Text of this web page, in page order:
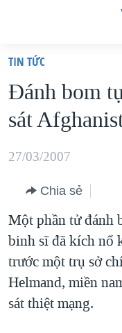
truy
cập
Tới
dung
chính
điều
hướng
chính
Đi
tới
VIỆT NAM
HOA KỲ
BIỂN ĐÔNG
BLOG
DIỄN ĐÀN
MỤC
TỰ DO BÁO CHÍ
VẠCH TRẦN TIN GIẢ
CHUYÊN ĐỀ
CHIẾN TRANH
HỌC TIẾNG ANH
TIN TỨC
Ðánh bom
sát
27/03/2007
Chia sẻ
Một phần tử đánh
binh sĩ đã kích nổ
trước một trụ sở
Helmand, miền
sát thiệt mạng.